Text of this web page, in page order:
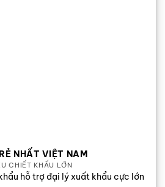
NHẤT VIỆT NAM
CHIẾT KHẤU LỚN
hỗ trợ đại lý xuất khẩu cực lớn